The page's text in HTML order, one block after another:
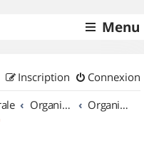
Menu
Connexion
Inscription
Organisation de sorties & Recherche de partenaires Organisation de sorties en région Rhône Alpes